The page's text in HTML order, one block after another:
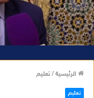
الرئيسية/تعليم
تعليم